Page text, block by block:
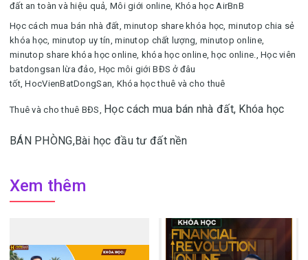
đất an toàn và hiệu quả, Môi giới online, Khóa học AirBnB
Học cách mua bán nhà đất,minutop share khóa học, minutop chia sẻ
khóa học, minutop uy tín, minutop chất lượng, minutop online,
minutop share khóa học online, khóa học online, học online.,Học viên
batdongsan lừa đảo, Học môi giới BĐS ở đâu
tốt,HocVienBatDongSan, Khóa học thuê và cho thuê
Thuê và cho thuê BĐS, Học cách mua bán nhà đất, Khóa học
BÁN PHÒNG,Bài học đầu tư đất nền
Xem thêm